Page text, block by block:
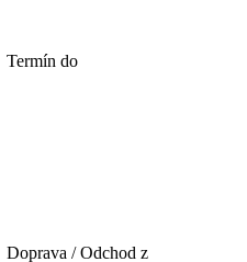
Termín do
Doprava / Odchod z